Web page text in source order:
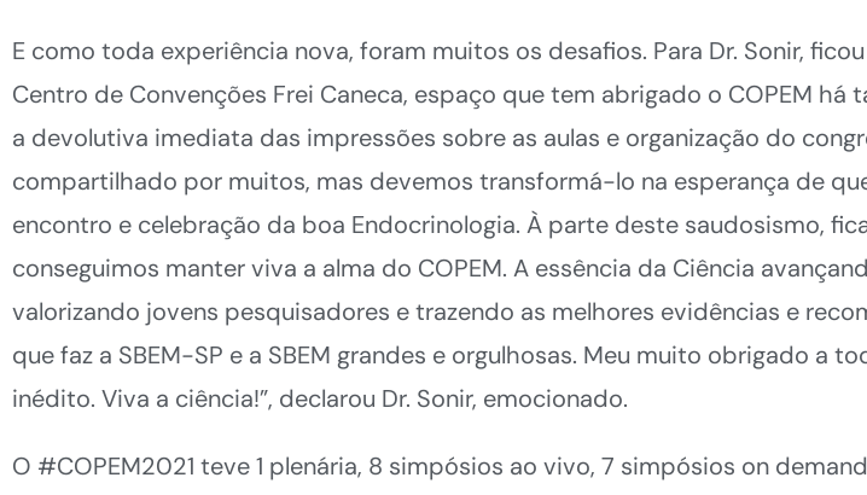
E como toda experiência nova, foram muitos os desafios. Para Dr. Sonir,
Centro de Convenções Frei Caneca, espaço que tem abrigado o COPEM
a devolutiva imediata das impressões sobre as aulas e organização do
compartilhado por muitos, mas devemos transformá-lo na esperança de
encontro e celebração da boa Endocrinologia. À parte deste saudosismo,
conseguimos manter viva a alma do COPEM. A essência da Ciência
valorizando jovens pesquisadores e trazendo as melhores evidências e
que faz a SBEM-SP e a SBEM grandes e orgulhosas. Meu muito obrigado a
inédito. Viva a ciência!”, declarou Dr. Sonir, emocionado.
O #COPEM2021 teve 1 plenária, 8 simpósios ao vivo, 7 simpósios on